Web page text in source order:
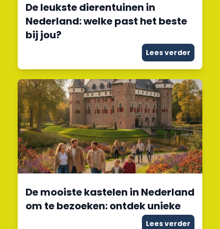
De leukste dierentuinen in
Nederland: welke past het beste
bij jou?
Lees verder
De mooiste kastelen in Nederland
om te bezoeken: ontdek unieke
Lees verder